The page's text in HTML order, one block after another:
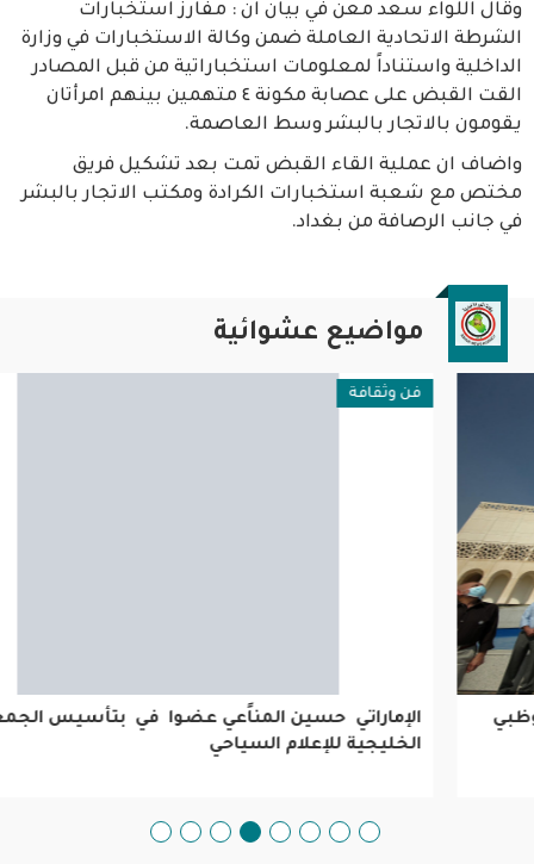
وقال اللواء سعد معن في بيان ان : مفارز استخبارات
الشرطة الاتحادية العاملة ضمن وكالة الاستخبارات في وزارة
الداخلية واستناداً لمعلومات استخباراتية من قبل المصادر
القت القبض على عصابة مكونة ٤ متهمين بينهم امرأتان
يقومون بالاتجار بالبشر وسط العاصمة.
واضاف ان عملية القاء القبض تمت بعد تشكيل فريق
مختص مع شعبة استخبارات الكرادة ومكتب الاتجار بالبشر
في جانب الرصافة من بغداد.
مواضيع عشوائية
الإماراتي حسين المناًعي عضوا في بتأسيس الجمعية
الخليجية للإعلام السياحي